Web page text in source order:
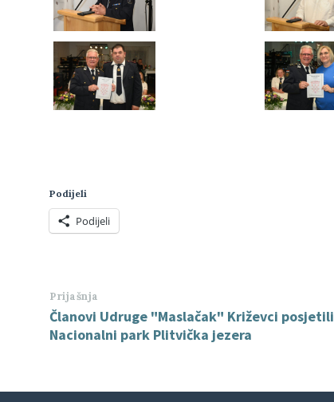
Podijeli
Podijeli
Prijašnja
Članovi Udruge "Maslačak" Križevci posjetili
Nacionalni park Plitvička jezera